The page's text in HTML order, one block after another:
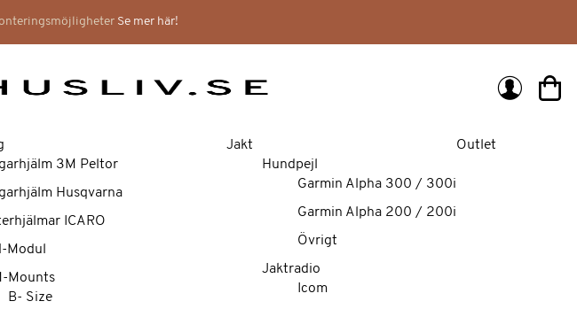
Se mer här!
3M Peltor
Husqvarna
ICARO
Modul
Mounts
B- Size
Jakt
Hundpejl
Garmin Alpha 300 / 300i
Garmin Alpha 200 / 200i
Övrigt
Jaktradio
Icom
Outlet
Min